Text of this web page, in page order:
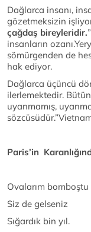
Dağlarca insanı,
gözetmeksizin
çağdaş bireyleridir.
insanların
sömürgenden de
hak ediyor.
Dağlarca üçüncü
ilerlemektedir.
uyanmamış,
Paris’in
Ovalarım bomboştu
Siz de gelseniz
Sığardık bin yıl.